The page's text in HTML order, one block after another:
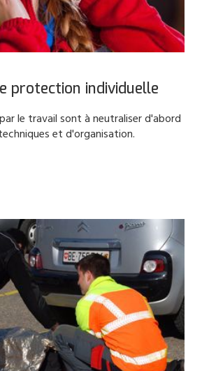
protection individuelle
le travail sont à neutraliser d'abord
et d'organisation.